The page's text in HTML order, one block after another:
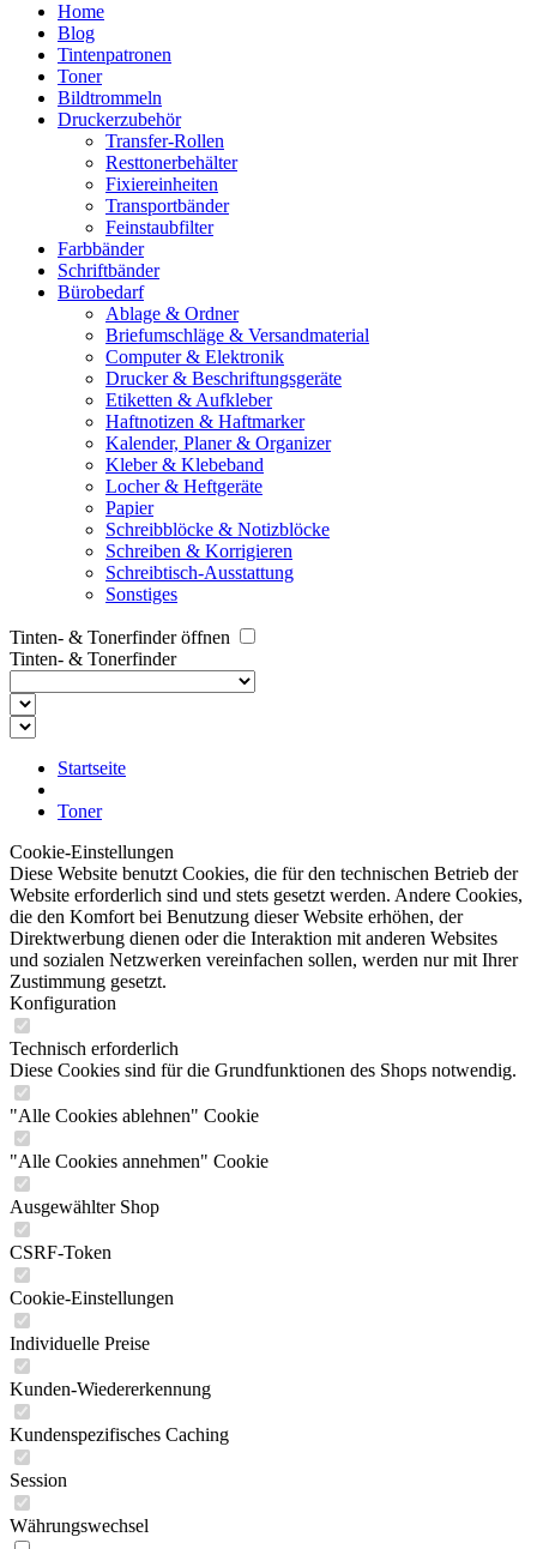
Home
Blog
Tintenpatronen
Toner
Bildtrommeln
Druckerzubehör
Transfer-Rollen
Resttonerbehälter
Fixiereinheiten
Transportbänder
Feinstaubfilter
Farbbänder
Schriftbänder
Bürobedarf
Ablage & Ordner
Briefumschläge & Versandmaterial
Computer & Elektronik
Drucker & Beschriftungsgeräte
Etiketten & Aufkleber
Haftnotizen & Haftmarker
Kalender, Planer & Organizer
Kleber & Klebeband
Locher & Heftgeräte
Papier
Schreibblöcke & Notizblöcke
Schreiben & Korrigieren
Schreibtisch-Ausstattung
Sonstiges
Tinten- & Tonerfinder öffnen
Tinten- & Tonerfinder
Startseite
Toner
Cookie-Einstellungen
Diese Website benutzt Cookies, die für den technischen Betrieb der
Website erforderlich sind und stets gesetzt werden. Andere Cookies,
die den Komfort bei Benutzung dieser Website erhöhen, der
Direktwerbung dienen oder die Interaktion mit anderen Websites
und sozialen Netzwerken vereinfachen sollen, werden nur mit Ihrer
Zustimmung gesetzt.
Konfiguration
Technisch erforderlich
Diese Cookies sind für die Grundfunktionen des Shops notwendig.
"Alle Cookies ablehnen" Cookie
"Alle Cookies annehmen" Cookie
Ausgewählter Shop
CSRF-Token
Cookie-Einstellungen
Individuelle Preise
Kunden-Wiedererkennung
Kundenspezifisches Caching
Session
Währungswechsel